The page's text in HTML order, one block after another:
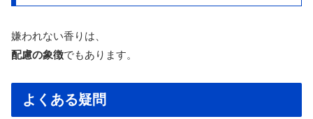
嫌われない香りは、
配慮の象徴でもあります。
よくある疑問